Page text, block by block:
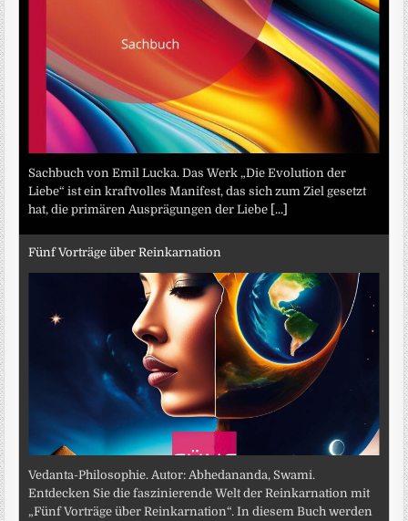
Sachbuch von Emil Lucka. Das Werk „Die Evolution der
Liebe“ ist ein kraftvolles Manifest, das sich zum Ziel gesetzt
hat, die primären Ausprägungen der Liebe [...]
Fünf Vorträge über Reinkarnation
Vedanta-Philosophie. Autor: Abhedananda, Swami.
Entdecken Sie die faszinierende Welt der Reinkarnation mit
„Fünf Vorträge über Reinkarnation“. In diesem Buch werden